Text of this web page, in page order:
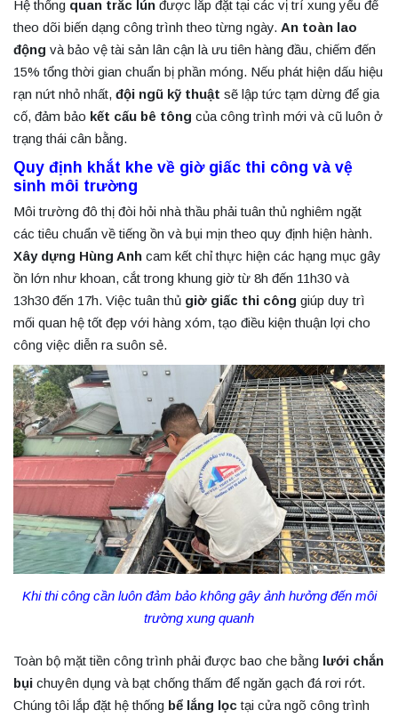
Hệ thống quan trắc lún được lắp đặt tại các vị trí xung yếu để
theo dõi biến dạng công trình theo từng ngày. An toàn lao
động và bảo vệ tài sản lân cận là ưu tiên hàng đầu, chiếm đến
15% tổng thời gian chuẩn bị phần móng. Nếu phát hiện dấu hiệu
rạn nứt nhỏ nhất, đội ngũ kỹ thuật sẽ lập tức tạm dừng để gia
cố, đảm bảo kết cấu bê tông của công trình mới và cũ luôn ở
trạng thái cân bằng.
Quy định khắt khe về giờ giấc thi công và vệ
sinh môi trường
Môi trường đô thị đòi hỏi nhà thầu phải tuân thủ nghiêm ngặt
các tiêu chuẩn về tiếng ồn và bụi mịn theo quy định hiện hành.
Xây dựng Hùng Anh cam kết chỉ thực hiện các hạng mục gây
ồn lớn như khoan, cắt trong khung giờ từ 8h đến 11h30 và
13h30 đến 17h. Việc tuân thủ giờ giấc thi công giúp duy trì
mối quan hệ tốt đẹp với hàng xóm, tạo điều kiện thuận lợi cho
công việc diễn ra suôn sẻ.
Khi thi công cần luôn đảm bảo không gây ảnh hưởng đến môi
trường xung quanh
Toàn bộ mặt tiền công trình phải được bao che bằng lưới chắn
bụi chuyên dụng và bạt chống thấm để ngăn gạch đá rơi rớt.
Chúng tôi lắp đặt hệ thống bể lắng lọctại cửa ngõ công trình